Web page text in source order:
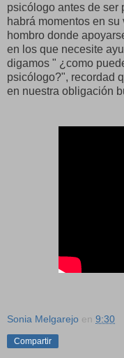
psicólogo antes de ser
habrá momentos en
hombro donde
en los que necesite
digamos " ¿como
psicólogo?", recordad
en nuestra obligación
Sonia Melgarejo en 9:30
Compartir